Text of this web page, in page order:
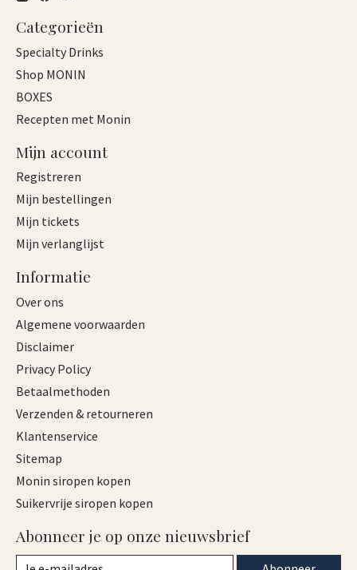
Categorieën
Specialty Drinks
Shop MONIN
BOXES
Recepten met Monin
Mijn account
Registreren
Mijn bestellingen
Mijn tickets
Mijn verlanglijst
Informatie
Over ons
Algemene voorwaarden
Disclaimer
Privacy Policy
Betaalmethoden
Verzenden & retourneren
Klantenservice
Sitemap
Monin siropen kopen
Suikervrije siropen kopen
Abonneer je op onze nieuwsbrief